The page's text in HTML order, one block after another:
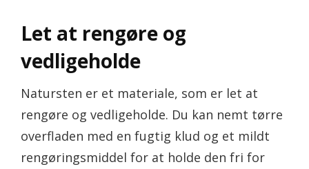
Let at rengøre og
vedligeholde
Natursten er et materiale, som er let at
rengøre og vedligeholde. Du kan nemt tørre
overfladen med en fugtig klud og et mildt
rengøringsmiddel for at holde den fri for